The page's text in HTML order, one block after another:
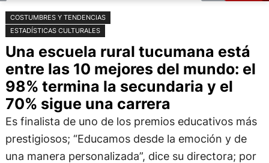
COSTUMBRES Y TENDENCIAS
ESTADÍSTICAS CULTURALES
Una escuela rural tucumana está
entre las 10 mejores del mundo: el
98% termina la secundaria y el
70% sigue una carrera
Es finalista de uno de los premios educativos más
prestigiosos; “Educamos desde la emoción y de
una manera personalizada”, dice su directora; por